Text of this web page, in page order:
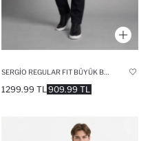
909.99 TL
1299.99 TL